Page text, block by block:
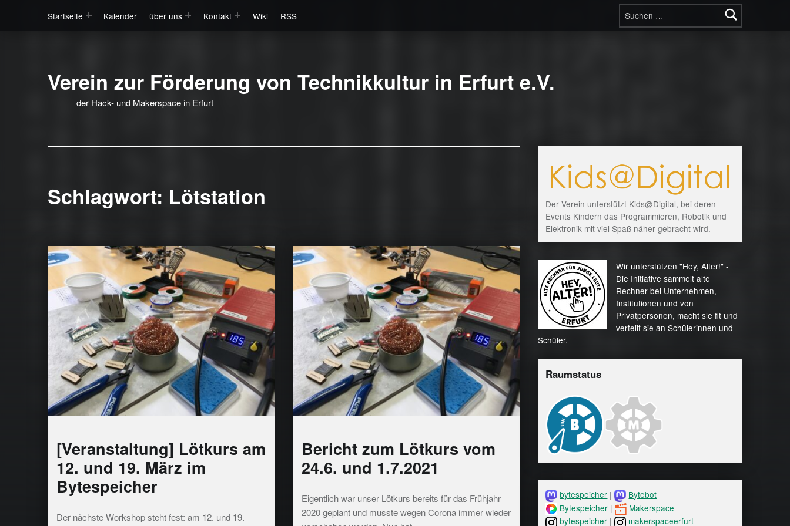
Suchen nach:
Startseite
Kalender über uns Kontakt Wiki RSS
Verein zur Förderung von Technikkultur in Erfurt e.V.
der Hack- und Makerspace in Erfurt
Schlagwort: Lötstation
[Veranstaltung] Lötkurs am
12. und 19. März im
Bytespeicher
Der nächste Workshop steht fest: am 12. und 19.
Bericht zum Lötkurs vom
24.6. und 1.7.2021
Eigentlich war unser Lötkurs bereits für das Frühjahr
2020 geplant und musste wegen Corona immer wieder
Der Verein unterstützt Kids@Digital, bei deren
Events Kindern das Programmieren, Robotik und
Elektronik mit viel Spaß näher gebracht wird.
Wir unterstützen "Hey, Alter!" -
Die Initiative sammelt alte
Rechner bei Unternehmen,
Institutionen und von
Privatpersonen, macht sie fit und
verteilt sie an Schülerinnen und
Schüler.
Raumstatus
bytespeicher |
Bytebot
Bytespeicher |
Makerspace
bytespeicher |
makerspaceerfurt